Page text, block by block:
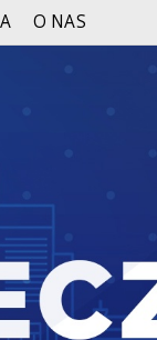
O NAS